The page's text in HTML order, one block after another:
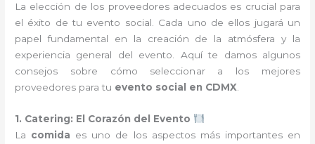
La elección de los proveedores adecuados es crucial para
el éxito de tu evento social. Cada uno de ellos jugará un
papel fundamental en la creación de la atmósfera y la
experiencia general del evento. Aquí te damos algunos
consejos sobre cómo seleccionar a los mejores
proveedores para tu evento social en CDMX
1. Catering: El Corazón del Evento
La comida es uno de los aspectos más importantes en